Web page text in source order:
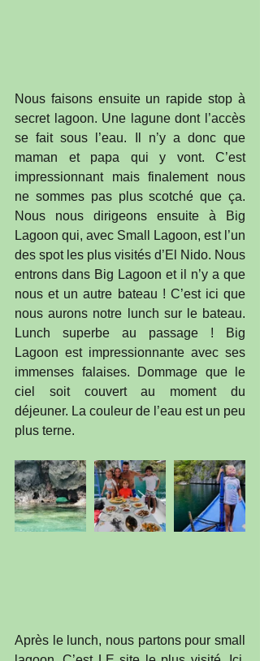
Nous faisons ensuite un rapide stop à
secret lagoon. Une lagune dont l’accès
se fait sous l’eau. Il n’y a donc que
maman et papa qui y vont. C’est
impressionnant mais finalement nous
ne sommes pas plus scotché que ça.
Nous nous dirigeons ensuite à Big
Lagoon qui, avec Small Lagoon, est l’un
des spot les plus visités d’El Nido. Nous
entrons dans Big Lagoon et il n’y a que
nous et un autre bateau ! C’est ici que
nous aurons notre lunch sur le bateau.
Lunch superbe au passage ! Big
Lagoon est impressionnante avec ses
immenses falaises. Dommage que le
ciel soit couvert au moment du
déjeuner. La couleur de l’eau est un peu
plus terne.
Après le lunch, nous partons pour small